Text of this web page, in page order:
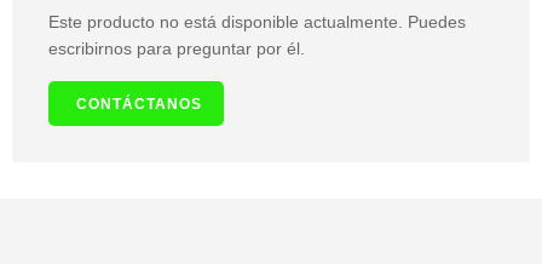
Este producto no está disponible actualmente. Puedes
escribirnos para preguntar por él.
CONTÁCTANOS